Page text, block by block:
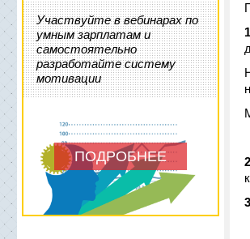
Участвуйте в вебинарах по
умным зарплатам и
самостоятельно
разработайте систему
мотивации
ПОДРОБНЕЕ